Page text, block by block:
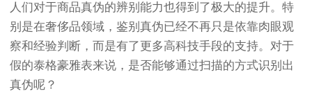
人们对于商品真伪的辨别能力也得到了极大的提升。特
别是在奢侈品领域，鉴别真伪已经不再只是依靠肉眼观
察和经验判断，而是有了更多高科技手段的支持。对于
假的泰格豪雅表来说，是否能够通过扫描的方式识别出
真伪呢？